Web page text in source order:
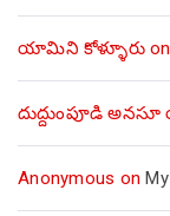
యామిని కోళ్ళూరుon
దుద్దుంపూడి
Anonymous on